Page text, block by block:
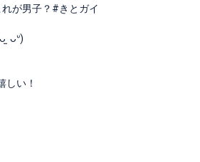
が男子？#きとガイ
ᴗᐡ)
しい！